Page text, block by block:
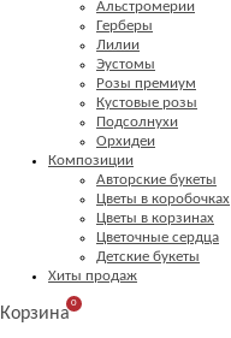
Альстромерии
Герберы
Лилии
Эустомы
Розы премиум
Кустовые розы
Подсолнухи
Орхидеи
Композиции
Авторские букеты
Цветы в коробочках
Цветы в корзинах
Цветочные сердца
Детские букеты
Хиты продаж
Корзина
0